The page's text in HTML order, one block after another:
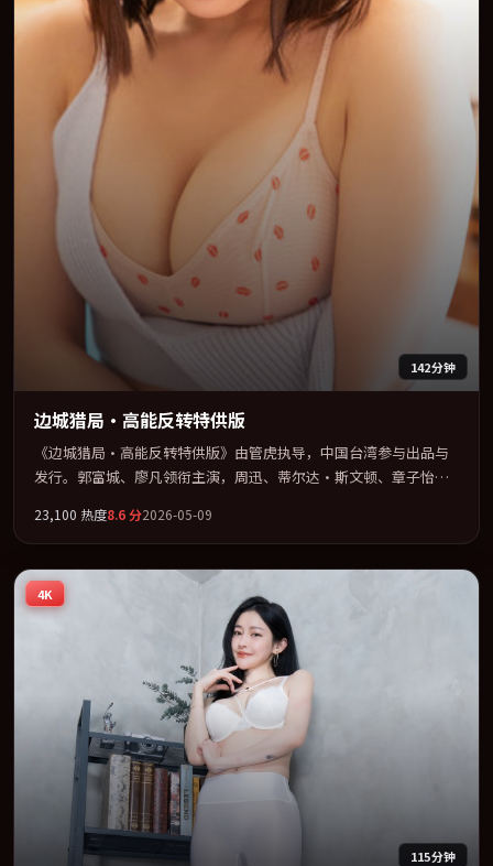
142分钟
边城猎局·高能反转特供版
《边城猎局·高能反转特供版》由管虎执导，中国台湾参与出品与
发行。郭富城、廖凡领衔主演，周迅、蒂尔达·斯文顿、章子怡联
险」类型为骨架，在叙事、表演与视听上力求统一。定于 2026-05-
27 在内地院线及主流平台同步亮相，2026 年度话题片中口碑稳健，
适合喜欢强情节与人物弧光的观众完整观看。
23,100 热度8.6分2026-05-09
4K
115分钟